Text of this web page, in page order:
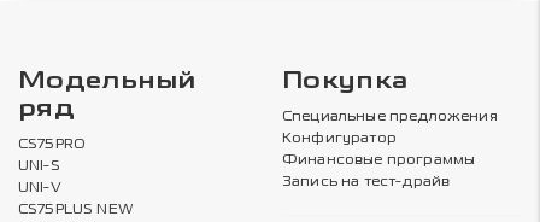
Модельный
ряд
CS75PRO
UNI-S
UNI-V
CS75PLUS NEW
Покупка
Специальные предложения
Конфигуратор
Финансовые программы
Запись на тест-драйв